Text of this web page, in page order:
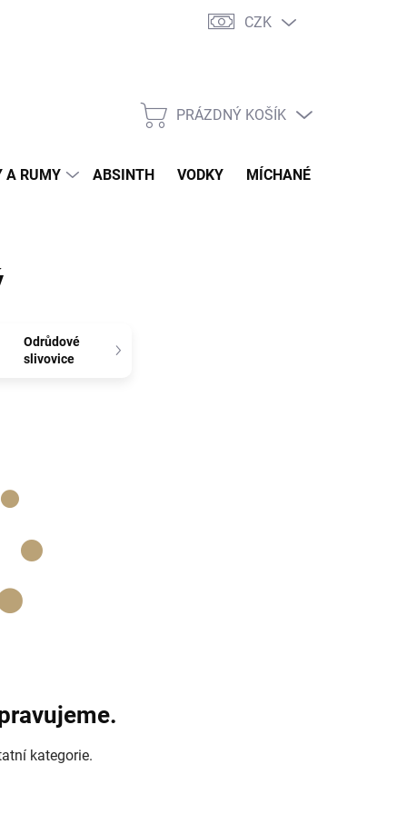
Doprava Jak balíme zásilky
CZK
NÁKUPNÍ
PRÁZDNÝ KOŠÍK
A RUMY ABSINTH VODKY MÍCHANÉ DRINKY
Odrůdové
slivovice
kategorie.